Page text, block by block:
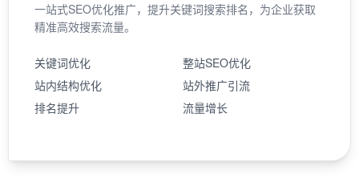
一站式SEO优化推广，提升关键词搜索排名，为企业获取
精准高效搜索流量。
关键词优化
整站SEO优化
站内结构优化
站外推广引流
排名提升
流量增长